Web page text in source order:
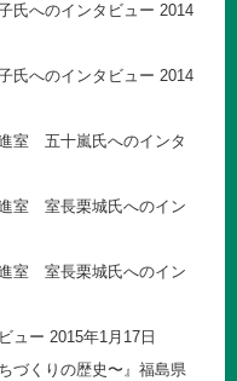
氏へのインタビュー 2014
氏へのインタビュー 2014
室 五十嵐氏へのインタ
室 室長栗城氏へのイン
室 室長栗城氏へのイン
ー 2015年1月17日
づくりの歴史〜』福島県